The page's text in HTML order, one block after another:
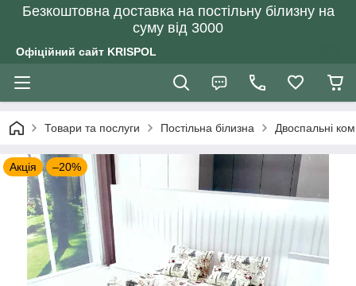
Безкоштовна доставка на постільну білизну на
суму від 3000
Офіційний сайт KRISPOL
Товари та послуги Постільна білизна Двоспальні
Акція –20%